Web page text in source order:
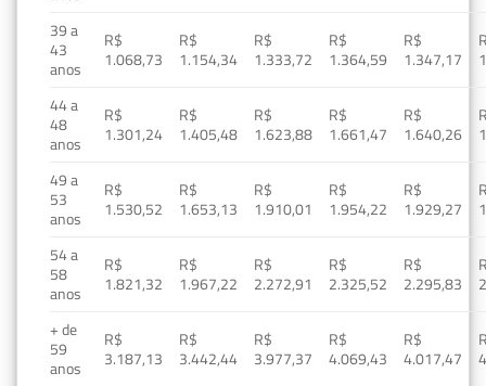
39 a
43
anos
R$
1.068,73
R$
1.154,34
R$
1.333,72
R$
1.364,59
R$
1.347,17
44 a
48
anos
R$
1.301,24
R$
1.405,48
R$
1.623,88
R$
1.661,47
R$
1.640,26
49 a
53
anos
R$
1.530,52
R$
1.653,13
R$
1.910,01
R$
1.954,22
R$
1.929,27
54 a
58
anos
R$
1.821,32
R$
1.967,22
R$
2.272,91
R$
2.325,52
R$
2.295,83
+ de
59
anos
R$
3.187,13
R$
3.442,44
R$
3.977,37
R$
4.069,43
R$
4.017,47